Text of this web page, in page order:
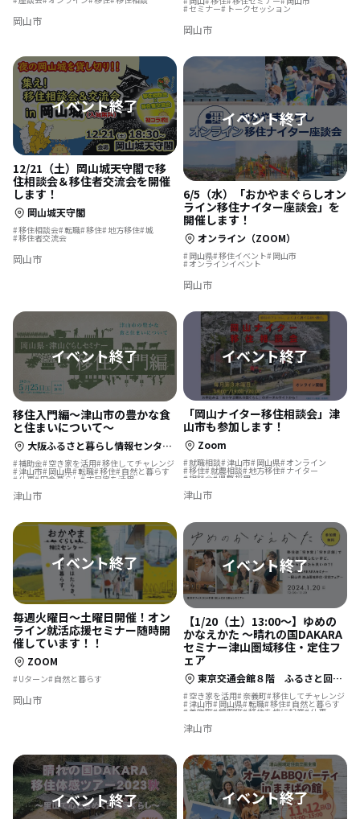
岡山市
セミナー トークセッション
岡山市
12/21（土）岡山城天守閣で移
住相談会＆移住者交流会を開催
します！
岡山城天守閣
移住相談会 転職 移住 地方移住 城
移住者交流会
岡山市
6/5（水）「おかやまぐらしオン
ライン移住ナイター座談会」を
開催します！
オンライン（ZOOM）
岡山県 移住イベント 岡山市
オンラインイベント
岡山市
移住入門編～津山市の豊かな食
と住まいについて～
大阪ふるさと暮らし情報センター セミナー室【凛】の間
補助金 空き家を活用 移住してチャレンジ
津山市 岡山県 転職 移住 自然と暮らす
仕事 田舎暮らし 古民家を活用
津山市
「岡山ナイター移住相談会」津
山市も参加します！
Zoom
就職相談 津山市 岡山県 オンライン
移住 就農相談 地方移住 ナイター
相談会 県警採用
津山市
毎週火曜日〜土曜日開催！オン
ライン就活応援セミナー随時開
催しています！！
ZOOM
Uターン 自然と暮らす
岡山市
【1/20（土）13:00～】ゆめの
かなえかた ～晴れの国DAKARA
セミナー津山圏域移住・定住フ
ェア
東京交通会館８階 ふるさと回帰支援センター セミナールームＢ
空き家を活用 奈義町 移住してチャレンジ
津山市 岡山県 転職 移住 自然と暮らす
美咲町 鏡野町 移住を機に起業 仕事
勝央町
津山市